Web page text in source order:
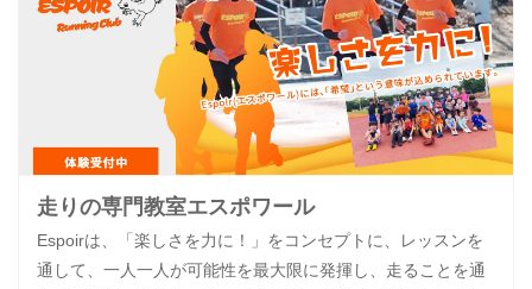
走りの専門教室エスポワール
Espoirは、「楽しさを力に！」をコンセプトに、レッスンを
通して、一人一人が可能性を最大限に発揮し、走ることを通